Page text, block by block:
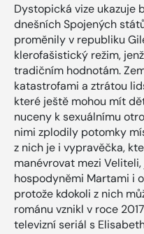
Dystopická vize ukazuje
dnešních Spojených
proměnily v republiku
klerofašistický režim,
tradičním hodnotám.
katastrofami a ztrátou
které ještě mohou mít
nuceny k sexuálnímu
nimi zplodily potomky
z nich je i vypravěčka,
manévrovat mezi
hospodyněmi Martami i
protože kdokoli z nich
románu vznikl v roce
televizní seriál s